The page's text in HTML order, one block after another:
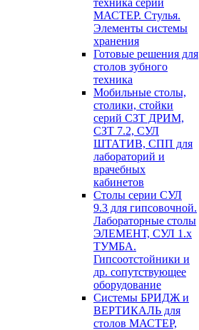
техника серии
МАСТЕР. Стулья.
Элементы системы
хранения
Готовые решения для
столов зубного
техника
Мобильные столы,
столики, стойки
серий СЗТ ДРИМ,
СЗТ 7.2, СУЛ
ШТАТИВ, СПП для
лабораторий и
врачебных
кабинетов
Столы серии СУЛ
9.3 для гипсовочной.
Лабораторные столы
ЭЛЕМЕНТ, СУЛ 1.х
ТУМБА.
Гипсоотстойники и
др. сопутствующее
оборудование
Системы БРИДЖ и
ВЕРТИКАЛЬ для
столов МАСТЕР,